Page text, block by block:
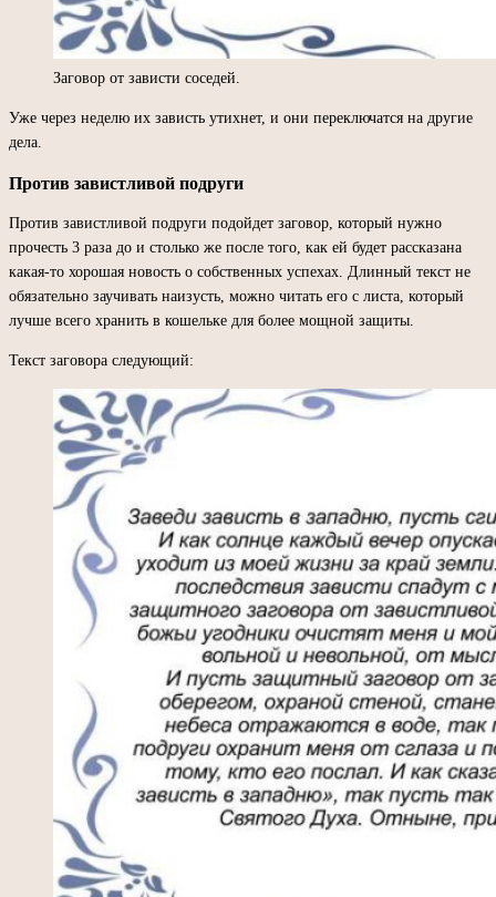
Заговор от зависти соседей.
Уже через неделю их зависть утихнет, и они переключатся на другие
дела.
Против завистливой подруги
Против завистливой подруги подойдет заговор, который нужно
прочесть 3 раза до и столько же после того, как ей будет рассказана
какая-то хорошая новость о собственных успехах. Длинный текст не
обязательно заучивать наизусть, можно читать его с листа, который
лучше всего хранить в кошельке для более мощной защиты.
Текст заговора следующий: